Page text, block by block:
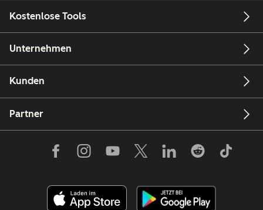
Kostenlose Tools
Unternehmen
Kunden
Partner